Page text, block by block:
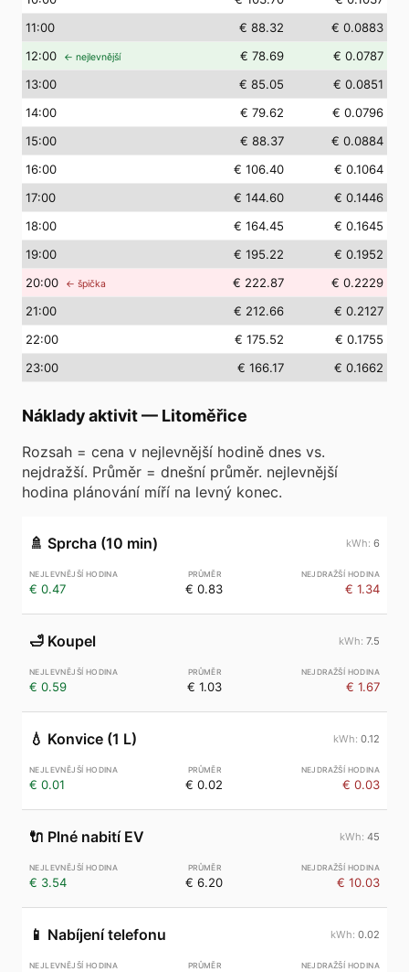
11:00 € 88.32
€ 0.0883
12:00 ← nejlevnější € 78.69
€ 0.0787
13:00 € 85.05
€ 0.0851
14:00 € 79.62
€ 0.0796
15:00 € 88.37
€ 0.0884
16:00 € 106.40
€ 0.1064
17:00 € 144.60
€ 0.1446
18:00 € 164.45
€ 0.1645
19:00 € 195.22
€ 0.1952
20:00 ← špička € 222.87
€ 0.2229
21:00 € 212.66
€ 0.2127
22:00 € 175.52
€ 0.1755
23:00 € 166.17 € 0.1662
Náklady aktivit— Litoměřice
Rozsah = cena v nejlevnější hodině dnes vs.
nejdražší. Průměr = dnešní průměr. nejlevnější
hodina plánování míří na levný konec.
🚿 Sprcha (10 min) 6
€ 0.47 € 0.83 € 1.34
🛁 Koupel 7.5
€ 0.59 € 1.03 € 1.67
💧 Konvice (1 L) 0.12
€ 0.01 € 0.02 € 0.03
🔌 Plné nabití EV 45
€ 3.54 € 6.20 € 10.03
📱 Nabíjení telefonu 0.02